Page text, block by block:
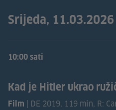
Srijeda, 11.03.2026
10:00 sati
Kad je Hitler ukrao
Film | DE 2019, 119 min, R: